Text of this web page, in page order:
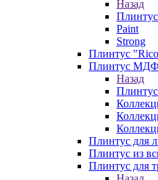
Назад
Paint
Strong
Плинтус
Плинтус МДФ
Назад
Плинтус для
Плинтус из
Плинтус для